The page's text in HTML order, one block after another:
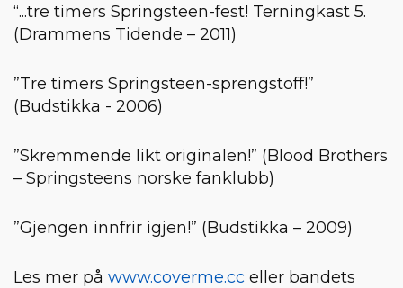
“...tre timers Springsteen-fest! Terningkast 5.
(Drammens Tidende – 2011)
”Tre timers Springsteen-sprengstoff!”
(Budstikka - 2006)
”Skremmende likt originalen!” (Blood Brothers
– Springsteens norske fanklubb)
”Gjengen innfrir igjen!” (Budstikka – 2009)
Les mer på www.coverme.cc eller bandets